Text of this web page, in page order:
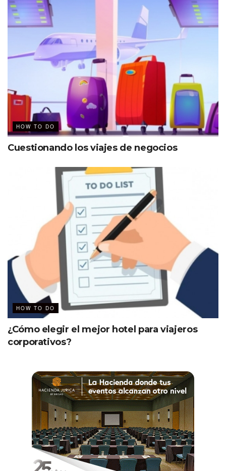
HOW TO DO
Cuestionando los viajes de negocios
HOW TO DO
¿Cómo elegir el mejor hotel para viajeros
corporativos?